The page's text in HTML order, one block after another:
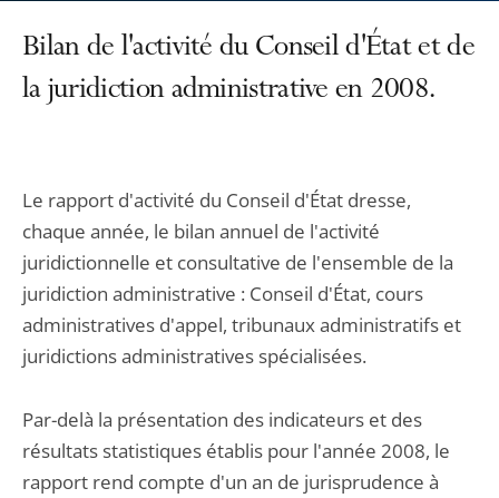
Bilan de l'activité du Conseil d'État et de
la juridiction administrative en 2008.
Le rapport d'activité du Conseil d'État dresse,
chaque année, le bilan annuel de l'activité
juridictionnelle et consultative de l'ensemble de la
juridiction administrative : Conseil d'État, cours
administratives d'appel, tribunaux administratifs et
juridictions administratives spécialisées.
Par-delà la présentation des indicateurs et des
résultats statistiques établis pour l'année 2008, le
rapport rend compte d'un an de jurisprudence à